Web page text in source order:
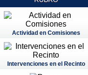
Actividad en Comisiones
Intervenciones en el Recinto